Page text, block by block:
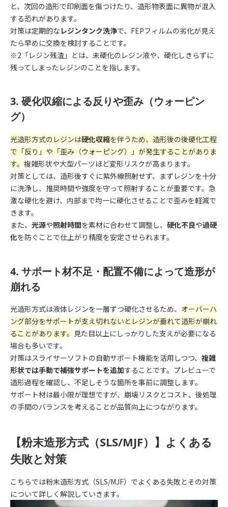
と、次回の造形で印刷面を傷つけたり、造形物表面に異物が混入
する恐れがあります。
対策は定期的な レジンタンク洗浄で、FEPフィルムの劣化が見え
たら早めに交換を検討することです。
※2「レジン残渣」とは、未硬化のレジン液や、硬化しきらずに
残ってしまったレジンのことを指します。
3. 硬化収縮による反りや歪み（ウォーピン
グ）
光造形方式のレジンは硬化収縮を伴うため、造形後の後硬化工程
で「反り」や「歪み（ウォーピング）」が発生することがありま
す。 複雑形状や大型パーツほど変形リスクが高まります。
対策としては、造形後すぐに紫外線照射せず、まずレジンを十分
に洗浄し、推奨時間や強度を守って照射することが重要です。急
激な硬化を避け、内部まで均一に硬化させることで歪みを軽減で
きます。
また、 光源や照射時間を素材に合わせて調整し、 硬化不良や過硬
化を防ぐことで仕上がり精度を安定させられます。
4. サポート材不足・配置不備によって造形が
崩れる
光造形方式は液体レジンを一層ずつ硬化させるため、 オーバーハ
ング部分をサポートが支え切れないとレジンが垂れて造形が崩れ
ることがあります。 見た目以上にしっかりした支えが必要になる
場合も多いです。
対策はスライサーソフトの自動サポート機能を活用しつつ、 複雑
形状では手動で補強サポートを追加することです。プレビューで
造形過程を確認し、不足しそうな箇所を事前に調整します。
サポート材は最小限が理想ですが、崩壊リスクとコスト、後処理
の手間のバランスを考えることが品質向上につながります。
【粉末造形方式（SLS/MJF）】よくある
失敗と対策
こちらでは粉末造形方式（SLS/MJF）でよくある失敗とその対策
について詳しく解説していきます。